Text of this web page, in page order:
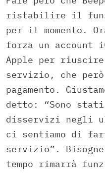
ristabilire il
per il momento.
forza un account
Apple per
servizio, che
pagamento.
detto: “Sono
disservizi negli
ci sentiamo di
servizio”.
tempo rimarrà